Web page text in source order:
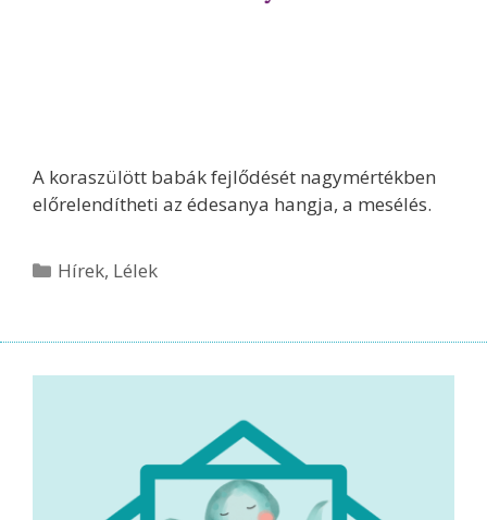
A koraszülött babák fejlődését nagymértékben
előrelendítheti az édesanya hangja, a mesélés.
Hírek, Lélek